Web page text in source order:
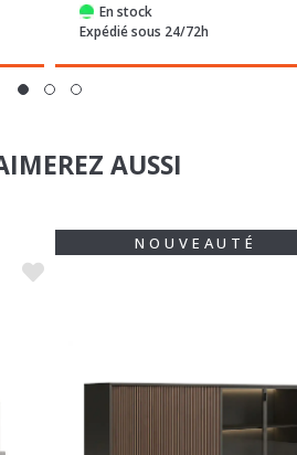
En stock
Expédié sous 24/72h
AUSSI
NOUVEAUTÉ